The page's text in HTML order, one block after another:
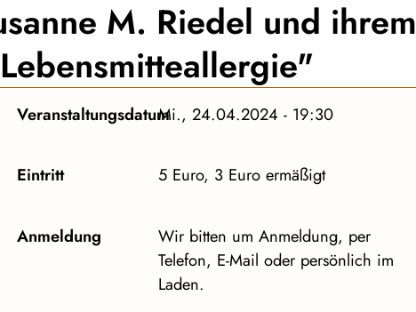
M. Riedel und ihrem
VeranstaltungsdatumMi., 24.04.2024 - 19:30
Eintritt 5 Euro, 3 Euro ermäßigt
Anmeldung
Wir bitten um Anmeldung, per
Telefon, E-Mail oder persönlich im
Laden.